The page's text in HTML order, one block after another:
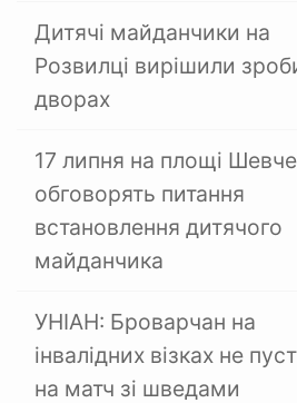
Дитячі майданчики на
Розвилці вирішили
дворах
17 липня на площі
обговорять питання
встановлення дитячого
майданчика
УНІАН: Броварчан на
інвалідних візках не
на матч зі шведами